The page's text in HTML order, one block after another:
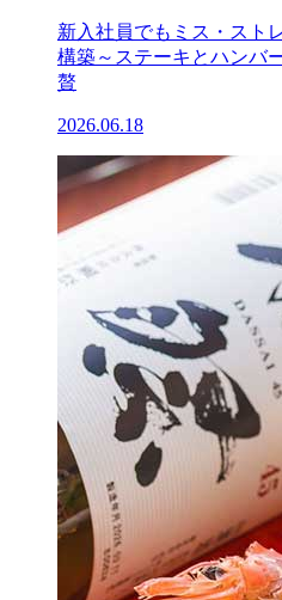
新入社員でもミス・スト
構築～ステーキとハンバ
贅
2026.06.18